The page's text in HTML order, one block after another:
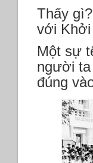
Thấy
với Khởi
Một sự
người ta
đúng